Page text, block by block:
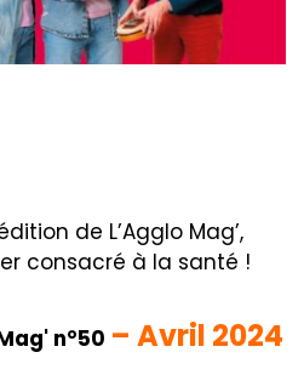
de L’Agglo Mag’,
consacré à la santé !
n°50 – Avril 2024